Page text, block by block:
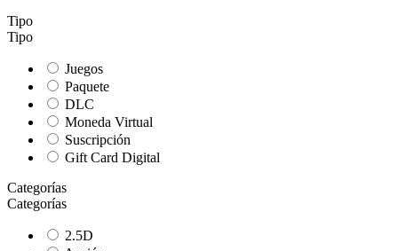
Tipo
Tipo
Juegos
Paquete
DLC
Moneda Virtual
Suscripción
Gift Card Digital
Categorías
Categorías
2.5D